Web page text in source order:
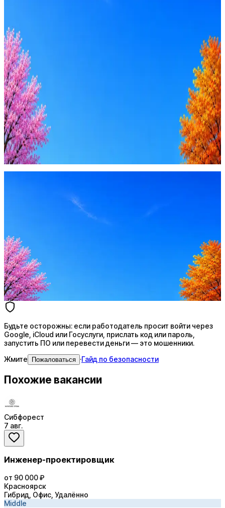
Будьте осторожны: если работодатель просит войти через
Google, iCloud или Госуслуги, прислать код или пароль,
запустить ПО или перевести деньги — это мошенники.
Жмите Пожаловаться
Стратегия поиска с AI: рынки, позиции, вилка, каналы
Будьте осторожны: если работодатель просит войти через
Google, iCloud или Госуслуги, прислать код или пароль,
запустить ПО или перевести деньги — это мошенники.
Жмите
Пожаловаться ·Гайд по безопасности
Похожие вакансии
Сибфорест
7 авг.
Инженер-проектировщик
от 90 000 ₽
Красноярск
Гибрид, Офис, Удалённо
Middle